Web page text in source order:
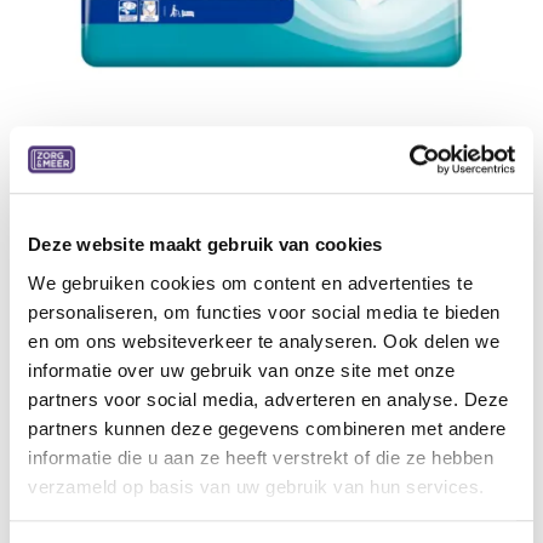
Deze website maakt gebruik van cookies
We gebruiken cookies om content en advertenties te
personaliseren, om functies voor social media te bieden
en om ons websiteverkeer te analyseren. Ook delen we
informatie over uw gebruik van onze site met onze
partners voor social media, adverteren en analyse. Deze
partners kunnen deze gegevens combineren met andere
informatie die u aan ze heeft verstrekt of die ze hebben
verzameld op basis van uw gebruik van hun services.
Tena ProSkin Slip Super 7 dr S
Small, 30 stuks, 3 pakken/doos
30,46 €
Aan winkelmandje toevoegen
Toevoegen aan verlanglijst